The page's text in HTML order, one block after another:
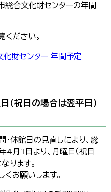
総合文化財センターの年間
ください。
財センター 年間予定
（祝日の場合は翌平日）
休館日の見直しにより、総
4月1日より、月曜日（祝日
ります。
くお願いします。